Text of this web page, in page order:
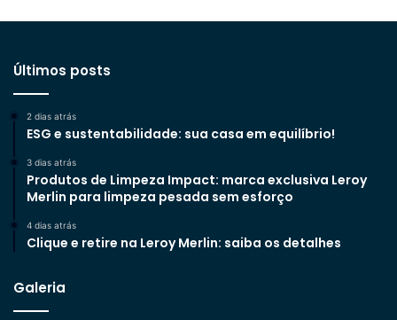
Últimos posts
2 dias atrás
ESG e sustentabilidade: sua casa em equilíbrio!
3 dias atrás
Produtos de Limpeza Impact: marca exclusiva Leroy
Merlin para limpeza pesada sem esforço
4 dias atrás
Clique e retire na Leroy Merlin: saiba os detalhes
Galeria